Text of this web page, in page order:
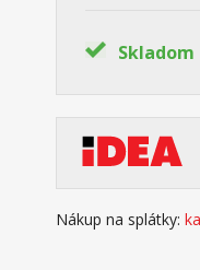
Skladom
Nákup na splátky: